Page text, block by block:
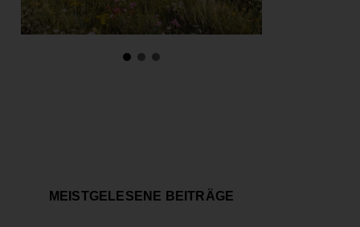
MEISTGELESENE BEITRÄGE